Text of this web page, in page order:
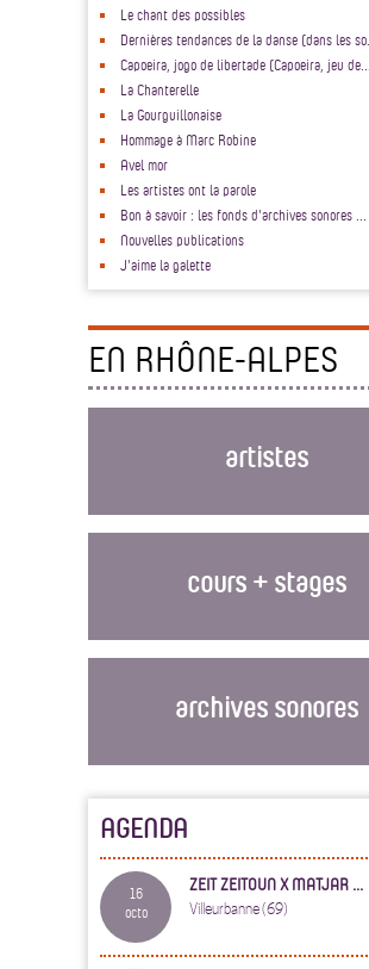
Le chant des possibles
Dernières tendances de la danse (dans les so...
Capoeira, jogo de libertade (Capoeira, jeu de...
La Chanterelle
La Gourguillonaise
Hommage à Marc Robine
Avel mor
Les artistes ont la parole
Bon à savoir : les fonds d'archives sonores ...
Nouvelles publications
J'aime la galette
EN RHÔNE-ALPES
artistes
cours + stages
archives sonores
AGENDA
16
octo
ZEIT ZEITOUN X MATJAR ...
Villeurbanne (69)